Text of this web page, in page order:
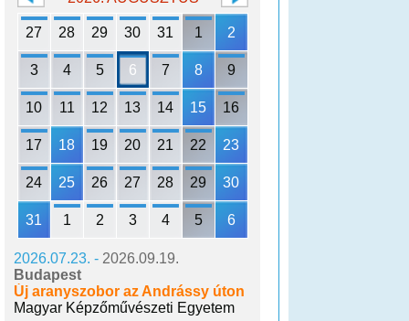
27 28 29 30 31 1 2
3 4 5 6 7 8 9
10 11 12 13 14 15 16
17 18 19 20 21 22 23
24 25 26 27 28 29 30
31 1 2 3 4 5 6
2026.07.23. - 2026.09.19.
Budapest
Új aranyszobor az Andrássy úton
Magyar Képzőművészeti Egyetem